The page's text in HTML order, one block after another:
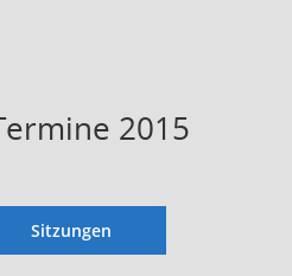
2015
Sitzungen